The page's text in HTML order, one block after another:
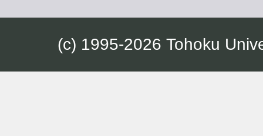
(c) 1995-2026 Tohoku